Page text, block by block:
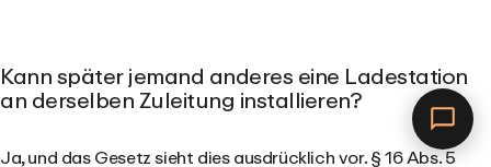
Kann später jemand anderes eine Ladestation
an derselben Zuleitung installieren?
Ja, und das Gesetz sieht dies ausdrücklich vor. § 16 Abs. 5